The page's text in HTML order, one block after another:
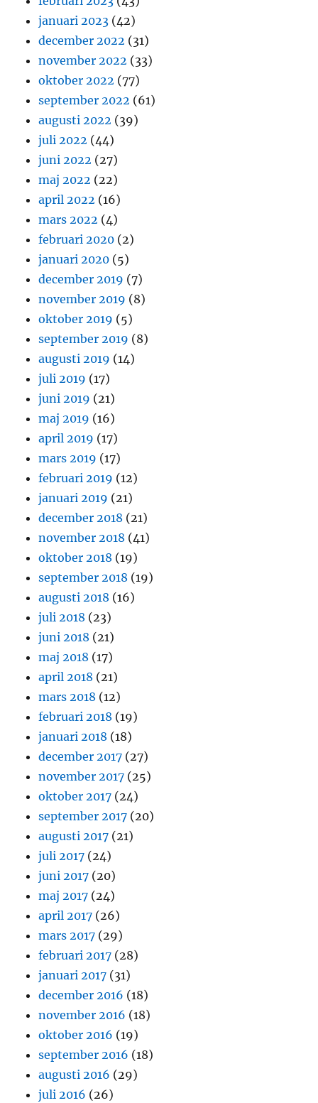
januari 2023 (42)
december 2022 (31)
november 2022 (33)
oktober 2022 (77)
september 2022 (61)
augusti 2022 (39)
juli 2022 (44)
juni 2022 (27)
maj 2022 (22)
april 2022 (16)
mars 2022 (4)
februari 2020 (2)
januari 2020 (5)
december 2019 (7)
november 2019 (8)
oktober 2019 (5)
september 2019 (8)
augusti 2019 (14)
juli 2019 (17)
juni 2019 (21)
maj 2019 (16)
april 2019 (17)
mars 2019 (17)
februari 2019 (12)
januari 2019 (21)
december 2018 (21)
november 2018 (41)
oktober 2018 (19)
september 2018 (19)
augusti 2018 (16)
juli 2018 (23)
juni 2018 (21)
maj 2018 (17)
april 2018 (21)
mars 2018 (12)
februari 2018 (19)
januari 2018 (18)
december 2017 (27)
november 2017 (25)
oktober 2017 (24)
september 2017 (20)
augusti 2017 (21)
juli 2017 (24)
juni 2017 (20)
maj 2017 (24)
april 2017 (26)
mars 2017 (29)
februari 2017 (28)
januari 2017 (31)
december 2016 (18)
november 2016 (18)
oktober 2016 (19)
september 2016 (18)
augusti 2016 (29)
juli 2016 (26)